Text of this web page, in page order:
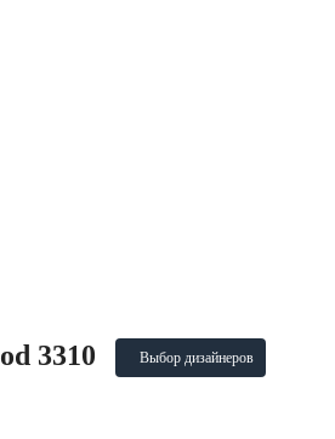
3310 Выбор дизайнеров